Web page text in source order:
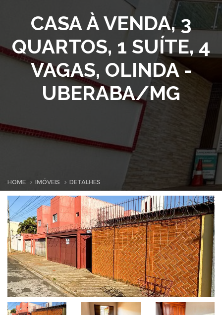
CASA À VENDA, 3
QUARTOS, 1 SUÍTE, 4
VAGAS, OLINDA -
UBERABA/MG
HOME IMÓVEIS DETALHES